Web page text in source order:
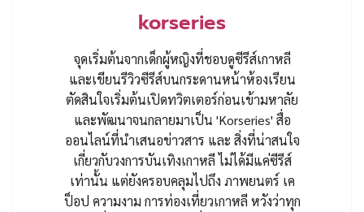
korseries
จุดเริ่มต้นจากเด็กผู้หญิงที่ชอบดูซีรีส์เกาหลี
และเขียนรีวิวซีรีส์บนกระดานหน้าห้องเรียน
ตัดสินใจเริ่มต้นเปิดทวิตเตอร์ก่อนเข้ามหาลัย
และพัฒนาจนกลายมาเป็น 'Korseries' สื่อ
ออนไลน์ที่นำเสนอข่าวสาร และ สิ่งที่น่าสนใจ
เกี่ยวกับวงการบันเทิงเกาหลี ไม่ได้มีแค่ซีรีส์
เท่านั้น แต่ยังครอบคลุมไปถึง ภาพยนตร์ เค
ป็อป ความงาม การท่องเที่ยวเกาหลี หวังว่าทุก